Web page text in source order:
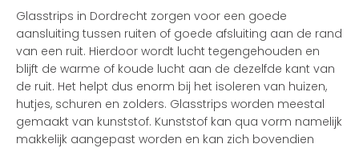
Glasstrips in Dordrecht zorgen voor een goede
aansluiting tussen ruiten of goede afsluiting aan de rand
van een ruit. Hierdoor wordt lucht tegengehouden en
blijft de warme of koude lucht aan de dezelfde kant van
de ruit. Het helpt dus enorm bij het isoleren van huizen,
hutjes, schuren en zolders. Glasstrips worden meestal
gemaakt van kunststof. Kunststof kan qua vorm namelijk
makkelijk aangepast worden en kan zich bovendien